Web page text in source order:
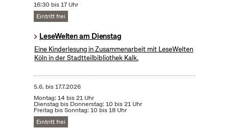
16:30 bis 17 Uhr
Eintritt frei
LeseWelten am Dienstag
Eine Kinderlesung in Zusammenarbeit mit LeseWelten
Köln in der Stadtteilbibliothek Kalk.
5.6. bis17.7.2026
Montag: 14 bis 21 Uhr
Dienstag bis Donnerstag: 10 bis 21 Uhr
Freitag bis Sonntag: 10 bis 18 Uhr
Eintritt frei